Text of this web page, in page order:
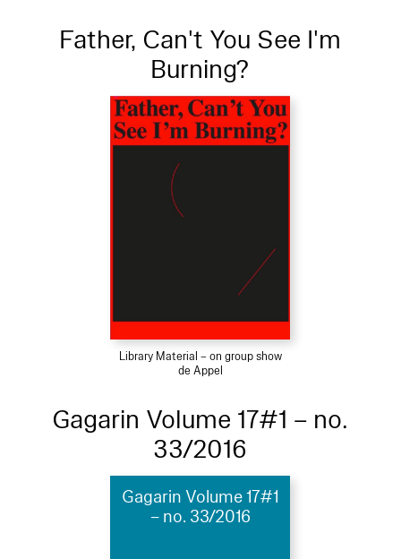
Father, Can't You See I'm
Burning?
Library Material – on group show
de Appel
Gagarin Volume 17#1 – no.
33/2016
Gagarin Volume 17#1
– no. 33/2016